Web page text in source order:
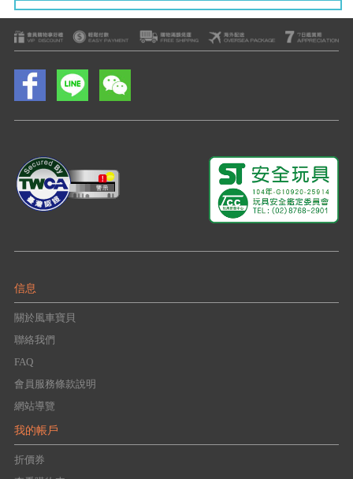
信息
關於風車寶貝
聯絡我們
FAQ
會員服務條款說明
網站導覽
我的帳戶
折價券